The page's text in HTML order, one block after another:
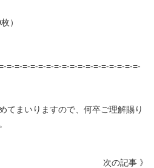
）
=-=-=-=-=-=-=-=-=-=-=-=-=-=-=-=-=-
てまいりますので、何卒ご理解賜り
次の記事 》